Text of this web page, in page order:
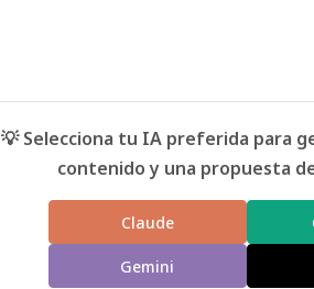
💡 Selecciona tu IA preferida para
contenido y una propuesta
Claude
Gemini